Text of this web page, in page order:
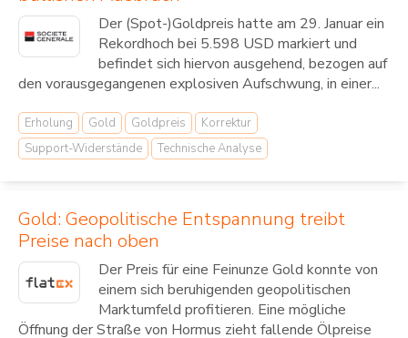
Der (Spot-)Goldpreis hatte am 29. Januar ein
Rekordhoch bei 5.598 USD markiert und
befindet sich hiervon ausgehend, bezogen auf
den vorausgegangenen explosiven Aufschwung, in einer...
Erholung Gold Goldpreis
Korrektur
Support-Widerstände
Technische Analyse
Gold: Geopolitische Entspannung treibt
Preise nach oben
Der Preis für eine Feinunze Gold konnte von
einem sich beruhigenden geopolitischen
Marktumfeld profitieren. Eine mögliche
Öffnung der Straße von Hormus zieht fallende Ölpreise